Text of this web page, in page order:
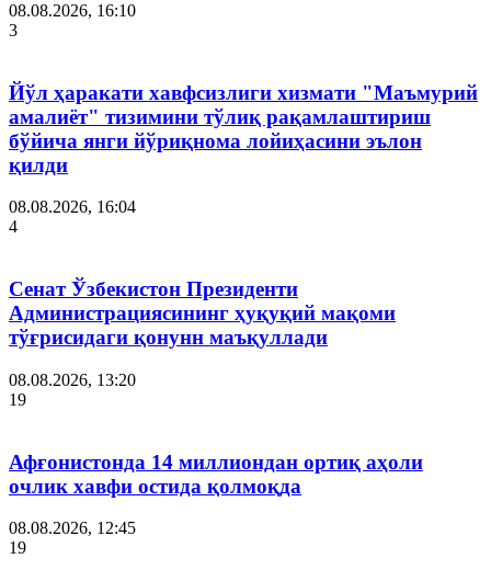
08.08.2026, 16:10
3
Йўл ҳаракати хавфсизлиги хизмати "Маъмурий
амалиёт" тизимини тўлиқ рақамлаштириш
бўйича янги йўриқнома лойиҳасини эълон
қилди
08.08.2026, 16:04
4
Сенат Ўзбекистон Президенти
Администрациясининг ҳуқуқий мақоми
тўғрисидаги қонунн маъқуллади
08.08.2026, 13:20
19
Афғонистонда 14 миллиондан ортиқ аҳоли
очлик хавфи остида қолмоқда
08.08.2026, 12:45
19